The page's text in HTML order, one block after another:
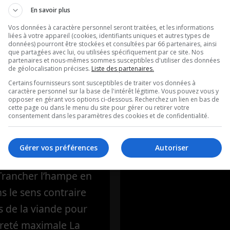
L’hampe
marinée au
de Frédéric
La recette de la
de bœuf
vin rougePour la
l’hampe en
le sens contraire
de la viande pour
maximale La
Intégral du
2026
Ouellet en direct -
07-08-2026
En savoir plus
Vos données à caractère personnel seront traitées, et les informations
liées à votre appareil (cookies, identifiants uniques et autres types de
données) pourront être stockées et consultées par 66 partenaires, ainsi
que partagées avec lui, ou utilisées spécifiquement par ce site. Nos
partenaires et nous-mêmes sommes susceptibles d'utiliser des données
de géolocalisation précises. Liste des partenaires.
Certains fournisseurs sont susceptibles de traiter vos données à
caractère personnel sur la base de l'intérêt légitime. Vous pouvez vous y
opposer en gérant vos options ci-dessous. Recherchez un lien en bas de
cette page ou dans le menu du site pour gérer ou retirer votre
consentement dans les paramètres des cookies et de confidentialité.
Autoriser
Gérer vos préférences